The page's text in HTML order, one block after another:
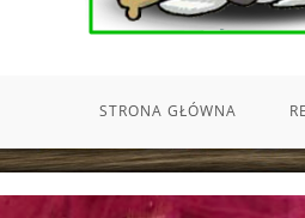
STRONA GŁÓWNA